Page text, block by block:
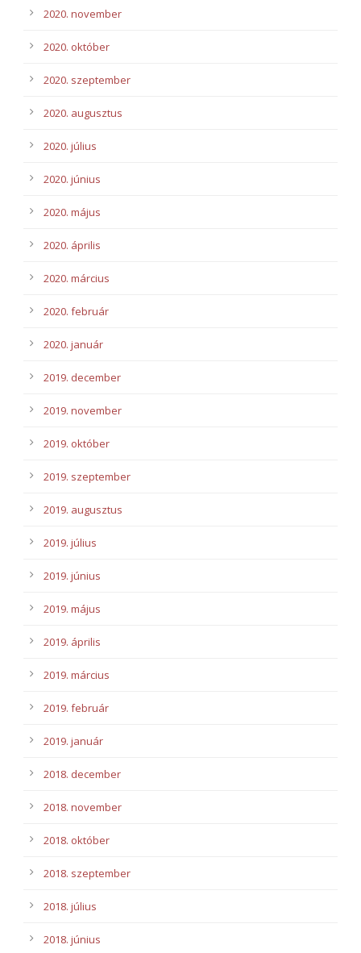
2020. november
2020. október
2020. szeptember
2020. augusztus
2020. július
2020. június
2020. május
2020. április
2020. március
2020. február
2020. január
2019. december
2019. november
2019. október
2019. szeptember
2019. augusztus
2019. július
2019. június
2019. május
2019. április
2019. március
2019. február
2019. január
2018. december
2018. november
2018. október
2018. szeptember
2018. július
2018. június